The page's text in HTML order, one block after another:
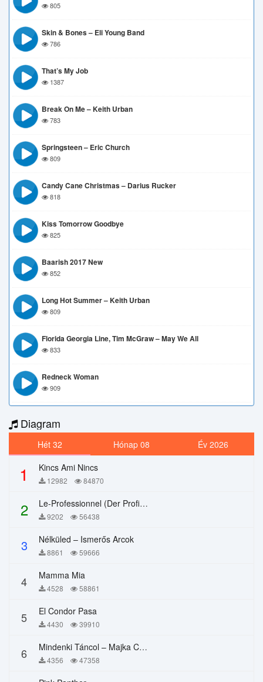
805
Skin & Bones – Eli Young Band
786
That’s My Job
1387
Break On Me – Keith Urban
783
Springsteen – Eric Church
809
Candy Cane Christmas – Darius Rucker
818
Kiss Tomorrow Goodbye
825
Baarish 2017 New
852
Long Hot Summer – Keith Urban
809
Florida Georgia Line, Tim McGraw – May We All
833
Redneck Woman
909
Diagram
Hét 32 Hónap 08 Év 2026
1 Kincs Ami Nincs
12982 84870
2 Le-Professionnel (Der Profi) – Chi Mai
9202 56438
3 Nélküled – Ismerős Arcok
8861 59666
4 Mamma Mia
4528 58861
5 El Condor Pasa
4430 39910
6 Mindenki Táncol – Majka Curtis, Péter Majoros
4356 47358